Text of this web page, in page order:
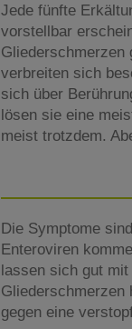
Jede fünfte
vorstellbar
Gliederschmerzen
verbreiten sich
sich über
lösen sie eine
meist trotzdem.
Die Symptome
Enteroviren
lassen sich gut
Gliederschmerzen
gegen eine